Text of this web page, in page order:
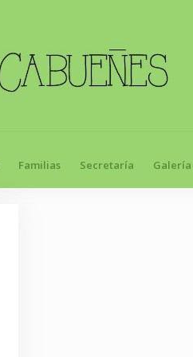
Familias Secretaría Galería